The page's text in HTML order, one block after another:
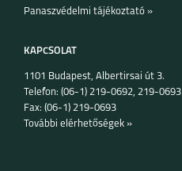
Panaszvédelmi tájékoztató »
KAPCSOLAT
1101 Budapest, Albertirsai út 3.
Telefon: (06-1) 219-0692, 219-0693
Fax: (06-1) 219-0693
További elérhetőségek »